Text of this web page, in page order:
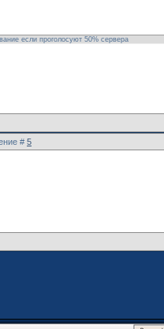
если проголосуют 50% сервера
# 5